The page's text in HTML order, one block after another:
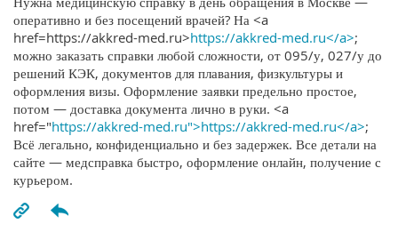
оперативно и без посещений врачей? На <a
href=https://akkred-med.ru>https://akkred-med.ru</a>;
можно заказать справки любой сложности, от 095/у, 027/у до
решений КЭК, документов для плавания, физкультуры и
оформления визы. Оформление заявки предельно простое,
потом — доставка документа лично в руки. <a
href="https://akkred-med.ru">https://akkred-med.ru</a>;
Всё легально, конфиденциально и без задержек. Все детали на
сайте — медсправка быстро, оформление онлайн, получение с
курьером.